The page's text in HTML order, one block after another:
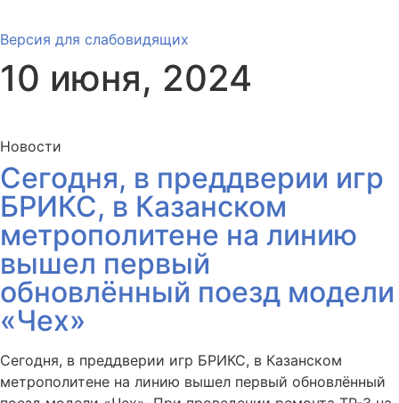
Версия для слабовидящих
10 июня, 2024
Новости
Сегодня, в преддверии игр
БРИКС, в Казанском
метрополитене на линию
вышел первый
обновлённый поезд модели
«Чех»
Сегодня, в преддверии игр БРИКС, в Казанском
метрополитене на линию вышел первый обновлённый